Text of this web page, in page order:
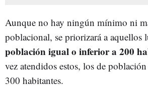
Aunque no hay ningún mínimo ni
poblacional, se priorizará a aquellos
población igual o inferior a 200
vez atendidos estos, los de
300 habitantes.